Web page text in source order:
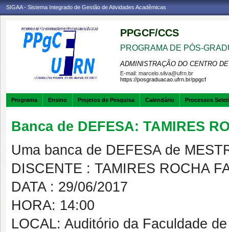
SIGAA - Sistema Integrado de Gestão de Atividades Acadêmicas
PPGCF/CCS
PROGRAMA DE PÓS-
ADMINISTRAÇÃO DO CENTRO
E-mail: marcelo.silva@ufrn.br
https://posgraduacao.ufrn.br/ppgcf
Programa Ensino Projetos de Pesquisa Calendário Processos
Banca de DEFESA: TAMIRES
Uma banca de DEFESA de
DISCENTE : TAMIRES ROCHA
DATA : 29/06/2017
HORA: 14:00
LOCAL: Auditório da Faculdade